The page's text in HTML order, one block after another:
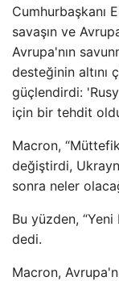
Cumhurbaşkanı
savaşın ve
Avrupa'nın
desteğinin altını
güçlendirdi:
için bir tehdit
Macron,
değiştirdi,
sonra neler
Bu yüzden,
dedi.
Macron,